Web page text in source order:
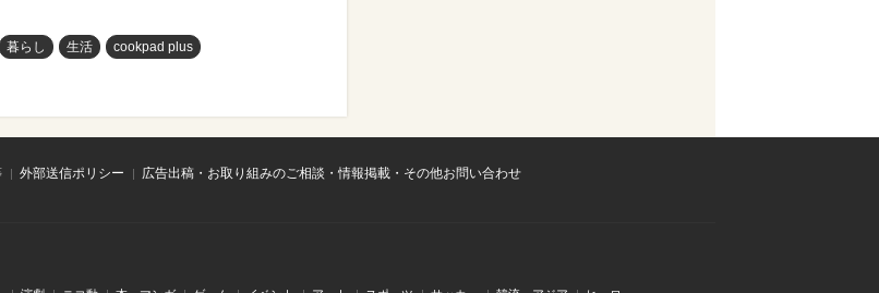
暮らし 生活 cookpad plus
外部送信ポリシー
広告出稿・お取り組みのご相談・情報掲載・その他お問い合わせ